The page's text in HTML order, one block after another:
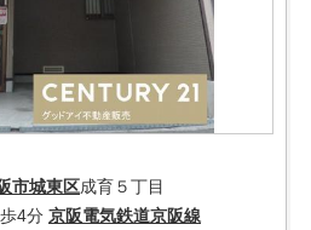
市城東区成育５丁目
4分 京阪電気鉄道京阪線